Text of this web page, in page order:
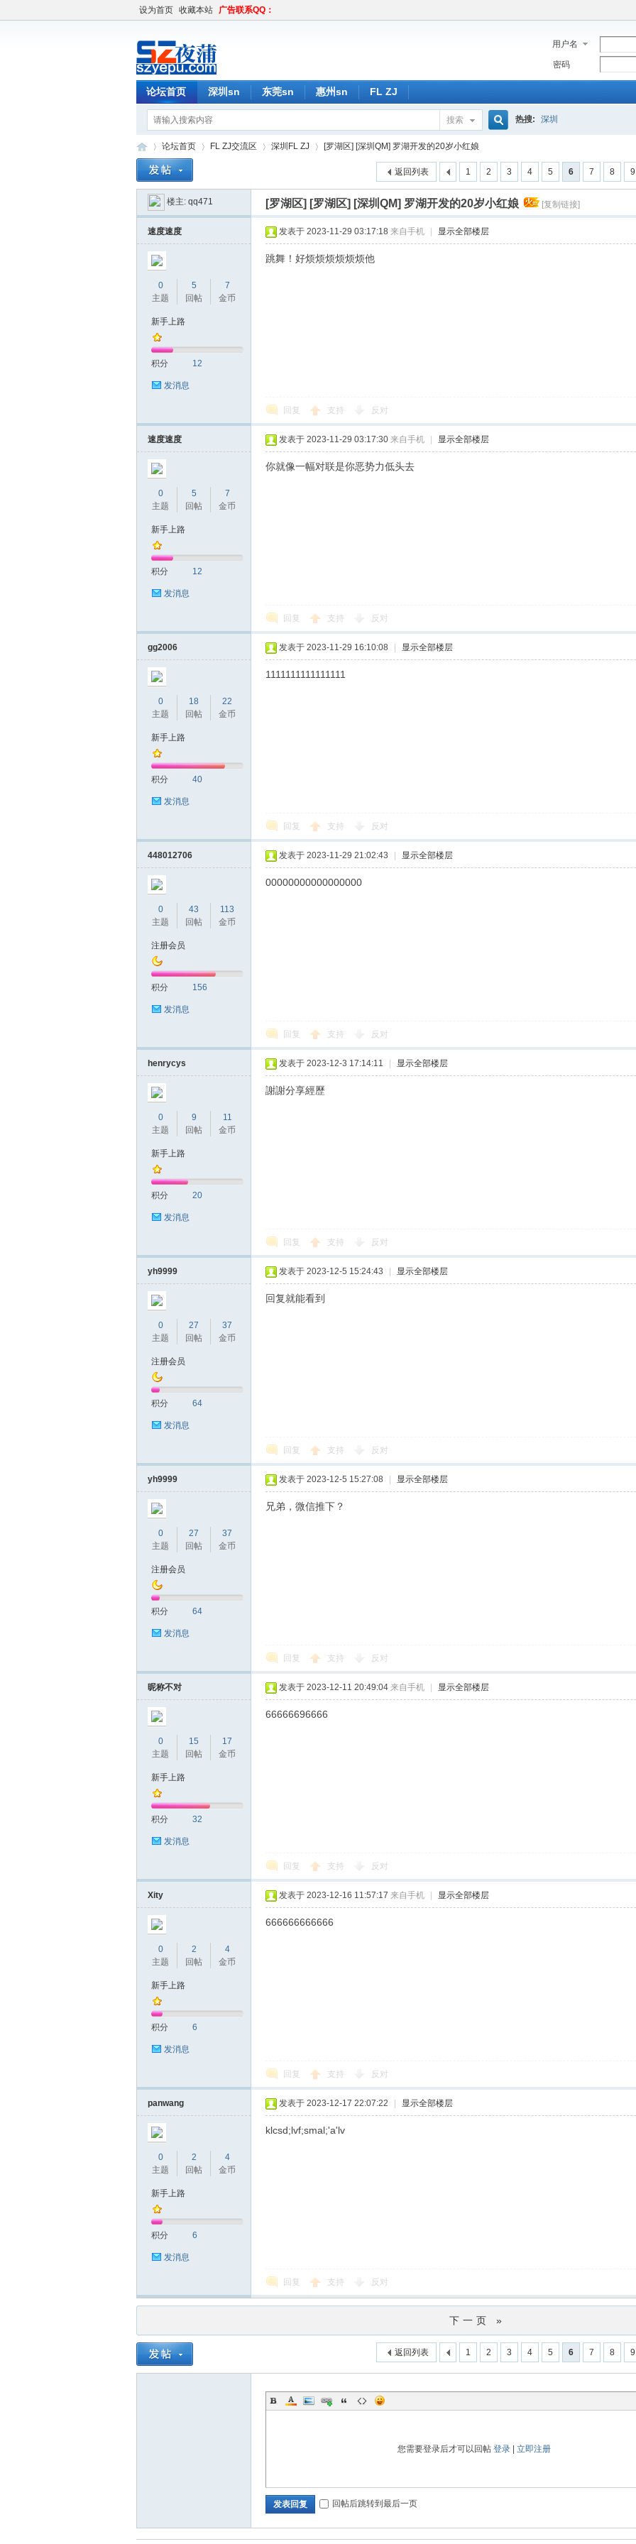
设为首页 收藏本站 广告联系QQ：
用户名
密码
论坛首页 深圳sn 东莞sn 惠州sn FL ZJ
搜索
索
热搜: 深圳
夜
»
论坛首页
›
FL ZJ交流区 深圳FL ZJ
›
[罗湖区] [深圳QM] 罗湖开发的20岁小红娘
1 2 3 4 5 6 7 8 9
返回列表
楼主: qq471 [罗湖区] [罗湖区] [深圳QM] 罗湖开发的20岁小红娘 [复制链接]
速度速度
0
主题
5
回帖
7
金币
新手上路
积分 12
发消息
发表于 2023-11-29 03:17:18 来自手机 显示全部楼层
跳舞！好烦烦烦烦烦烦他
回复 支持 反对
速度速度
0
主题
5
回帖
7
金币
新手上路
积分 12
发消息
发表于 2023-11-29 03:17:30 来自手机 显示全部楼层
你就像一幅对联是你恶势力低头去
回复 支持 反对
gg2006
0
主题
18
回帖
22
金币
新手上路
积分 40
发消息
发表于 2023-11-29 16:10:08 显示全部楼层
1111111111111111
回复 支持 反对
448012706
0
主题
43
回帖
113
金币
注册会员
积分 156
发消息
发表于 2023-11-29 21:02:43 显示全部楼层
00000000000000000
回复 支持 反对
henrycys
0
主题
9
回帖
11
金币
新手上路
积分 20
发消息
发表于 2023-12-3 17:14:11 显示全部楼层
謝謝分享經歷
回复 支持 反对
yh9999
0
主题
27
回帖
37
金币
注册会员
积分 64
发消息
发表于 2023-12-5 15:24:43 显示全部楼层
回复就能看到
回复 支持 反对
yh9999
0
主题
27
回帖
37
金币
注册会员
积分 64
发消息
发表于 2023-12-5 15:27:08 显示全部楼层
兄弟，微信推下？
回复 支持 反对
昵称不对
0
主题
15
回帖
17
金币
新手上路
积分 32
发消息
发表于 2023-12-11 20:49:04 来自手机 显示全部楼层
66666696666
回复 支持 反对
Xity
0
主题
2
回帖
4
金币
新手上路
积分 6
发消息
发表于 2023-12-16 11:57:17 来自手机 显示全部楼层
666666666666
回复 支持 反对
panwang
0
主题
2
回帖
4
金币
新手上路
积分 6
发消息
发表于 2023-12-17 22:07:22 显示全部楼层
klcsd;lvf;smal;'a'lv
回复 支持 反对
下一页 »
1 2 3 4 5 6 7 8 9
返回列表
您需要登录后才可以回帖 登录| 立即注册
发表回复 回帖后跳转到最后一页